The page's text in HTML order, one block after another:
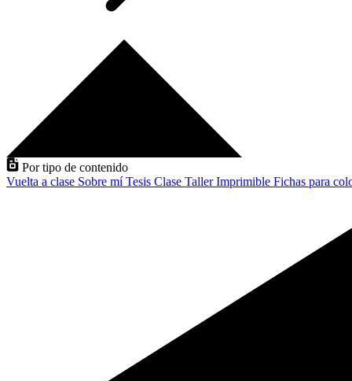
Por tipo de contenido
Vuelta a clase Sobre míTesis Clase TallerImprimible Fichas para